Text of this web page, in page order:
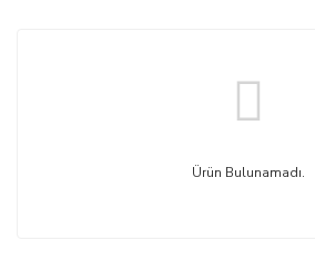
Ürün Bulunamadı.